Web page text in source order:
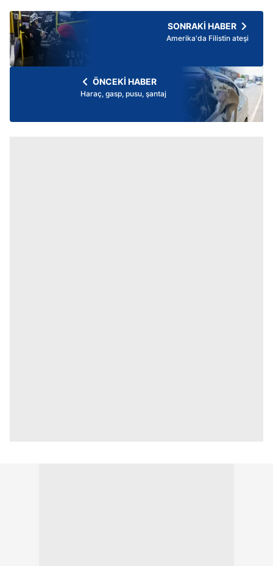
SONRAKİ HABER
Amerika'da Filistin ateşi
ÖNCEKİ HABER
Haraç, gasp, pusu, şantaj